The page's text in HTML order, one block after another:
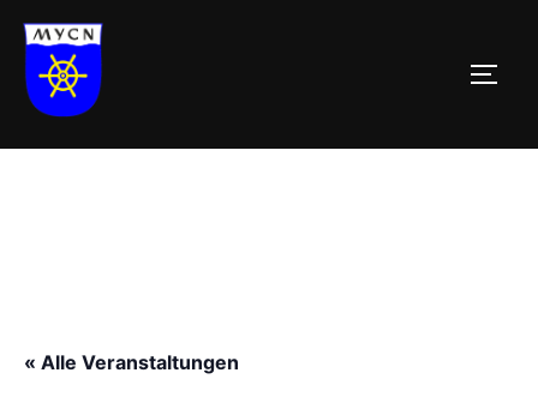
Inhalt
springen
« Alle Veranstaltungen